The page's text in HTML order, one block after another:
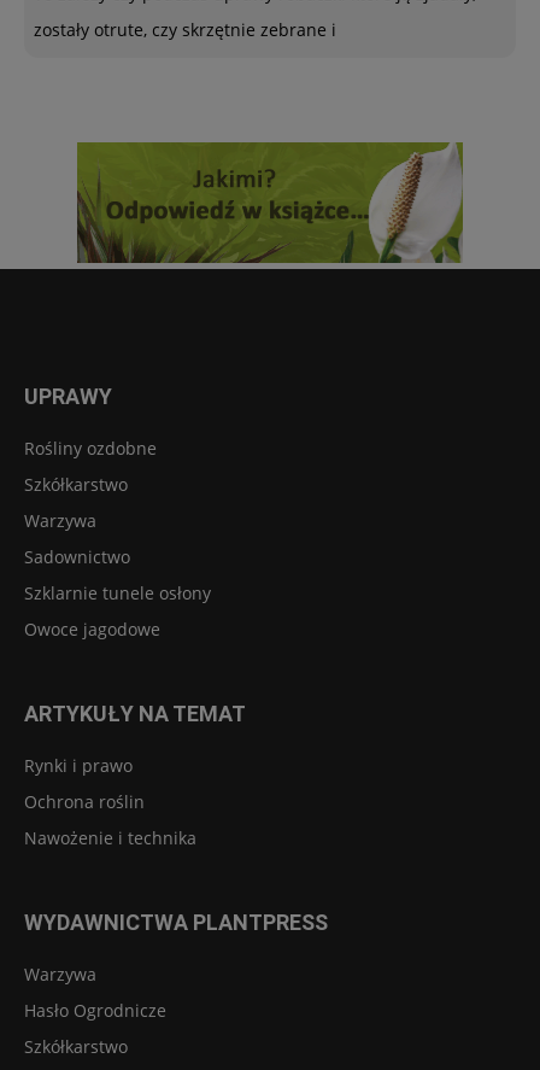
zostały otrute, czy skrzętnie zebrane i
UPRAWY
Rośliny ozdobne
Szkółkarstwo
Warzywa
Sadownictwo
Szklarnie tunele osłony
Owoce jagodowe
ARTYKUŁY NA TEMAT
Rynki i prawo
Ochrona roślin
Nawożenie i technika
WYDAWNICTWA PLANTPRESS
Warzywa
Hasło Ogrodnicze
Szkółkarstwo